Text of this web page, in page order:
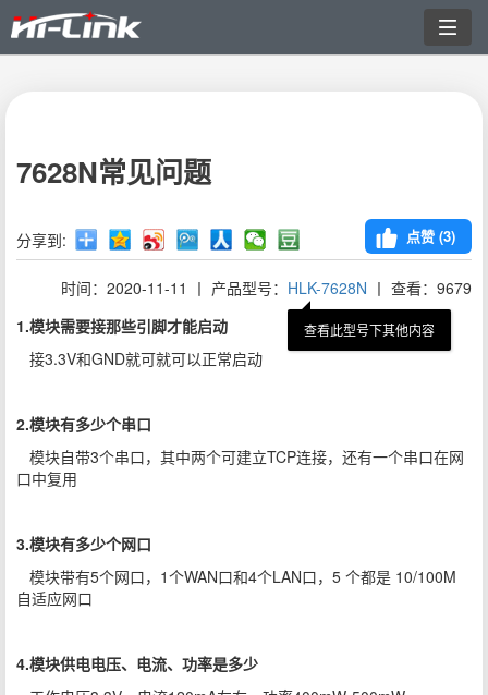
切
换
7628N常见问题
分享到: 点赞 (3)
时间：2020-11-11 丨 产品型号： HLK-7628N 丨 查看：9679
1.模块需要接那些引脚才能启动
接3.3V和GND就可就可以正常启动
2.模块有多少个串口
模块自带3个串口，其中两个可建立TCP连接，还有一个串口在网
口中复用
3.模块有多少个网口
模块带有5个网口，1个WAN口和4个LAN口，5 个都是 10/100M
自适应网口
4.模块供电电压、电流、功率是多少
查看此型号下其他内容